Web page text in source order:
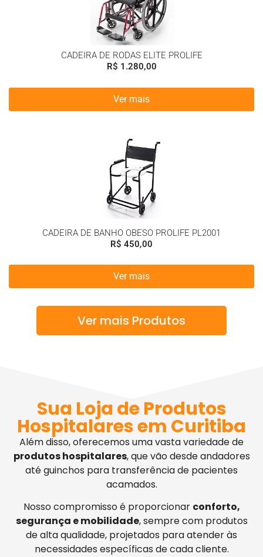
CADEIRA DE RODAS ELITE PROLIFE
R$ 1.280,00
Ver mais
CADEIRA DE BANHO OBESO PROLIFE PL2001
R$ 450,00
Ver mais
Ver mais Produtos
Sua Loja de Produtos
Hospitalares em Curitiba
Além disso, oferecemos uma vasta variedade de
produtos hospitalares, que vão desde andadores
até guinchos para transferência de pacientes
acamados.
Nosso compromisso é proporcionar conforto,
segurança e mobilidade, sempre com produtos
de alta qualidade, projetados para atender às
necessidades específicas de cada cliente.